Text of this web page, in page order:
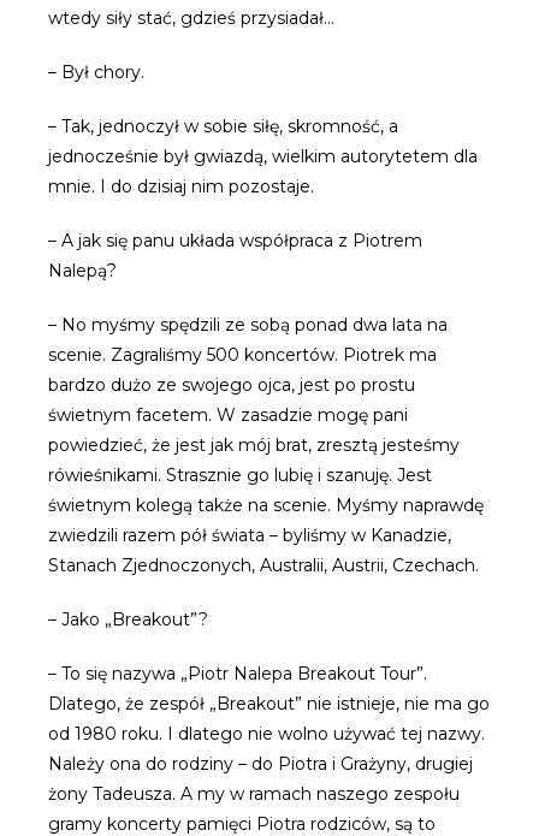
wtedy siły stać, gdzieś przysiadał…
– Był chory.
– Tak, jednoczył w sobie siłę, skromność, a
jednocześnie był gwiazdą, wielkim autorytetem dla
mnie. I do dzisiaj nim pozostaje.
– A jak się panu układa współpraca z Piotrem
Nalepą?
– No myśmy spędzili ze sobą ponad dwa lata na
scenie. Zagraliśmy 500 koncertów. Piotrek ma
bardzo dużo ze swojego ojca, jest po prostu
świetnym facetem. W zasadzie mogę pani
powiedzieć, że jest jak mój brat, zresztą jesteśmy
rówieśnikami. Strasznie go lubię i szanuję. Jest
świetnym kolegą także na scenie. Myśmy naprawdę
zwiedzili razem pół świata – byliśmy w Kanadzie,
Stanach Zjednoczonych, Australii, Austrii, Czechach.
– Jako „Breakout”?
– To się nazywa „Piotr Nalepa Breakout Tour”.
Dlatego, że zespół „Breakout” nie istnieje, nie ma go
od 1980 roku. I dlatego nie wolno używać tej nazwy.
Należy ona do rodziny – do Piotra i Grażyny, drugiej
żony Tadeusza. A my w ramach naszego zespołu
gramy koncerty pamięci Piotra rodziców, są to